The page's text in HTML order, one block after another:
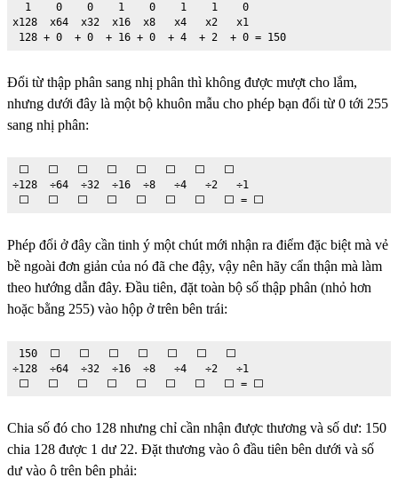
  1    0    0    1    0    1    1    0
x128  x64  x32  x16  x8   x4   x2   x1
128 + 0  + 0  + 16 + 0  + 4  + 2  + 0 = 150
Đổi từ thập phân sang nhị phân thì không được mượt cho lắm,
nhưng dưới đây là một bộ khuôn mẫu cho phép bạn đổi từ 0 tới 255
sang nhị phân:
⬜️   ⬜️   ⬜️   ⬜️   ⬜️   ⬜️   ⬜️   ⬜️
÷128  ÷64  ÷32  ÷16  ÷8   ÷4   ÷2   ÷1
⬜️   ⬜️   ⬜️   ⬜️   ⬜️   ⬜️   ⬜️   ⬜️ = ⬜️
Phép đổi ở đây cần tinh ý một chút mới nhận ra điểm đặc biệt mà vẻ
bề ngoài đơn giản của nó đã che đậy, vậy nên hãy cẩn thận mà làm
theo hướng dẫn đây. Đầu tiên, đặt toàn bộ số thập phân (nhỏ hơn
hoặc bằng 255) vào hộp ở trên bên trái:
150  ⬜️   ⬜️   ⬜️   ⬜️   ⬜️   ⬜️   ⬜️
÷128  ÷64  ÷32  ÷16  ÷8   ÷4   ÷2   ÷1
⬜️   ⬜️   ⬜️   ⬜️   ⬜️   ⬜️   ⬜️   ⬜️ = ⬜️
Chia số đó cho 128 nhưng chỉ cần nhận được thương và số dư: 150
chia 128 được 1 dư 22. Đặt thương vào ô đầu tiên bên dưới và số
dư vào ô trên bên phải: